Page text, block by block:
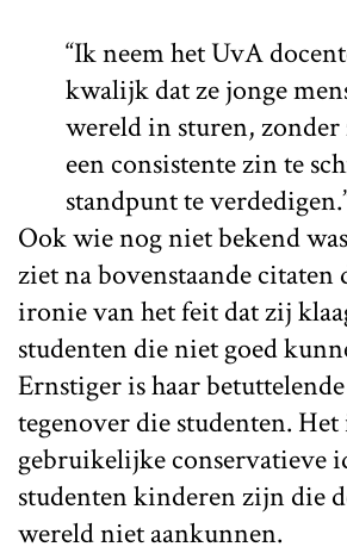
“Ik neem het UvA
kwalijk dat ze jonge
wereld in sturen, zonder
een consistente zin te
standpunt te
Ook wie nog niet bekend
ziet na bovenstaande citaten
ironie van het feit dat zij
studenten die niet goed
Ernstiger is haar
tegenover die studenten. Het
gebruikelijke conservatieve
studenten kinderen zijn die
wereld niet aankunnen.